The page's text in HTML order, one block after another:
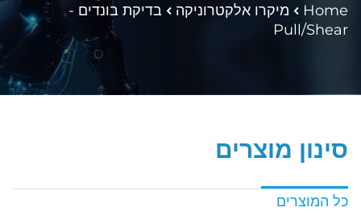
Home מיקרו אלקטרוניקה
בדיקת בונדים -
Pull/Shear
סינון מוצרים
כל המוצרים